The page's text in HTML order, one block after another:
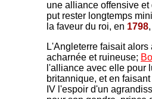
une alliance offensive
put rester longtemps
la faveur du roi, en 1798
L'Angleterre faisait
acharnée et ruineuse;
l'alliance avec elle pour
britannique, et en
IV l'espoir d'un